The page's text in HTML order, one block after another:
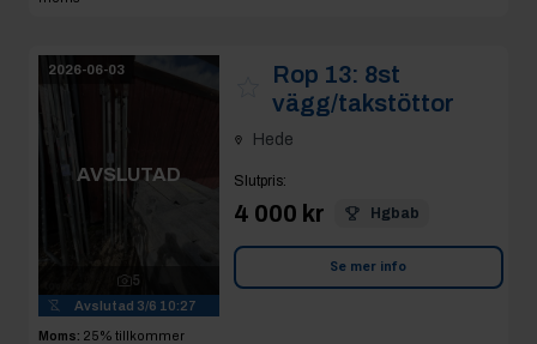
2026-06-03
AVSLUTAD
5
Avslutad 3/6 10:27
Moms: 25% tillkommer
Rop 13: 8st
vägg/takstöttor
Hede
Slutpris:
4 000 kr Hgbab
Se mer info